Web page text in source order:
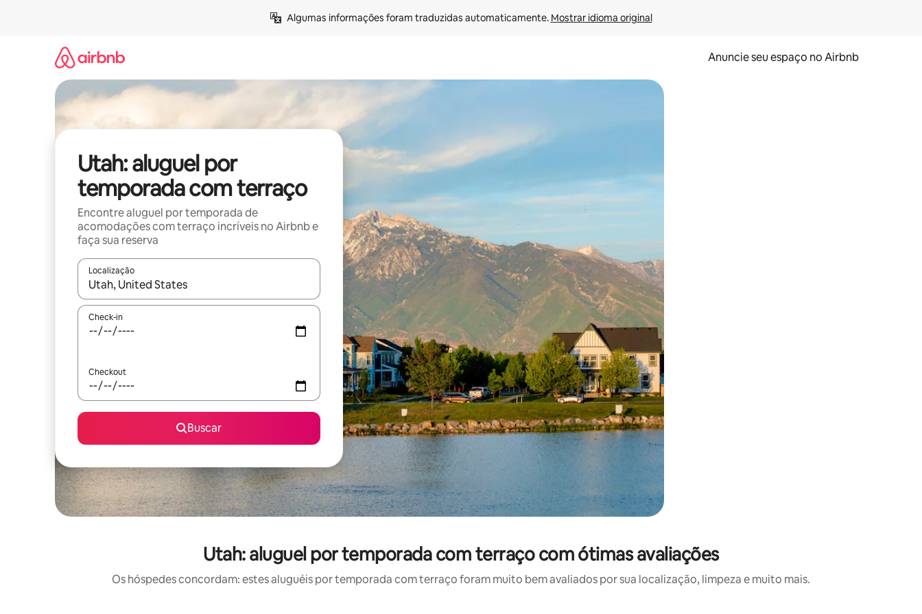
Algumas informações foram traduzidas automaticamente. Mostrar idioma original
Anuncie seu espaço no Airbnb
Utah: aluguel por
temporada com terraço
Encontre aluguel por temporada de
acomodações com terraço incríveis no Airbnb e
faça sua reserva
Localização
Quando os resultados estiverem disponíveis, explore-os usando as seta para cima e para baixo do teclado ou tocando e deslizando o dedo na tela.
Check-in
Checkout
Buscar
Utah: aluguel por temporada com terraço com ótimas avaliações
Os hóspedes concordam: estes aluguéis por temporada com terraço foram muito bem avaliados por sua localização, limpeza e muito mais.